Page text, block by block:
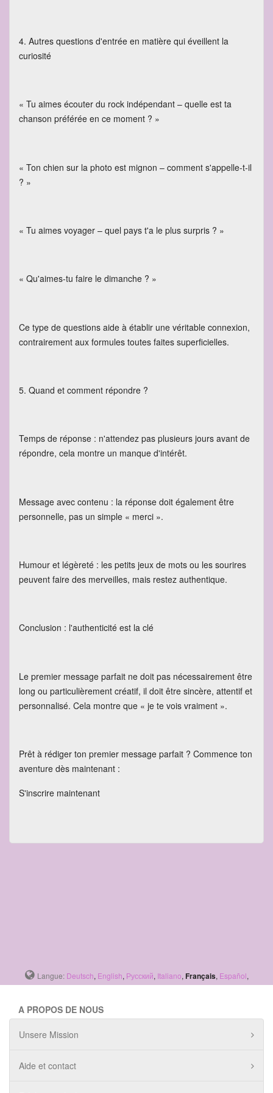
4. Autres questions d'entrée en matière qui éveillent la
curiosité
« Tu aimes écouter du rock indépendant – quelle est ta
chanson préférée en ce moment ? »
« Ton chien sur la photo est mignon – comment s'appelle-t-il
? »
« Tu aimes voyager – quel pays t'a le plus surpris ? »
« Qu'aimes-tu faire le dimanche ? »
Ce type de questions aide à établir une véritable connexion,
contrairement aux formules toutes faites superficielles.
5. Quand et comment répondre ?
Temps de réponse : n'attendez pas plusieurs jours avant de
répondre, cela montre un manque d'intérêt.
Message avec contenu : la réponse doit également être
personnelle, pas un simple « merci ».
Humour et légèreté : les petits jeux de mots ou les sourires
peuvent faire des merveilles, mais restez authentique.
Conclusion : l'authenticité est la clé
Le premier message parfait ne doit pas nécessairement être
long ou particulièrement créatif, il doit être sincère, attentif et
personnalisé. Cela montre que « je te vois vraiment ».
Prêt à rédiger ton premier message parfait ? Commence ton
aventure dès maintenant :
S'inscrire maintenant
Langue: Deutsch, English, Русский, Italiano, Français, Español,
A PROPOS DE NOUS
Unsere Mission
Aide et contact